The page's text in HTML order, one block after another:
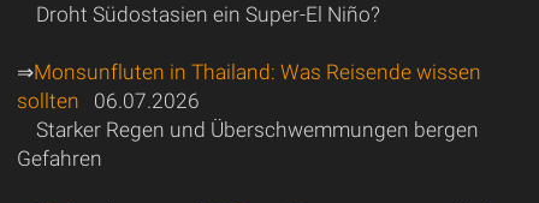
Droht Südostasien ein Super-El Niño?
⇒Monsunfluten in Thailand: Was Reisende wissen
sollten 06.07.2026
Starker Regen und Überschwemmungen bergen
Gefahren